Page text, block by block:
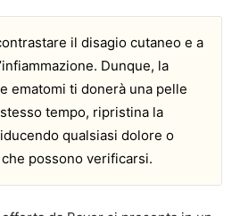
il disagio cutaneo e a
Dunque, la
ematomi ti donerà una pelle
tempo, ripristina la
qualsiasi dolore o
possono verificarsi.